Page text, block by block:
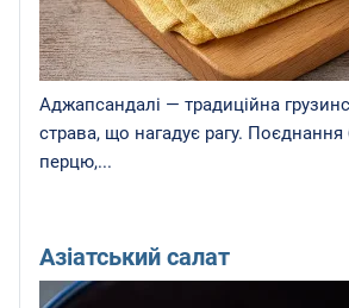
Аджапсандалі — традиційна
страва, що нагадує рагу. Поєднання
перцю,...
Азіатський салат